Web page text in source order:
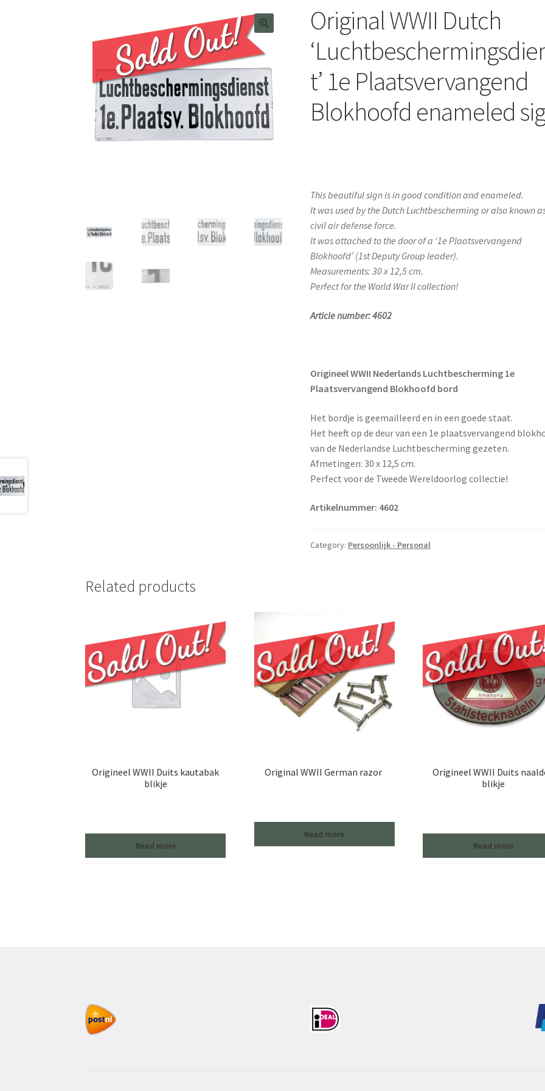
Original WWII Dutch
t’ 1e Plaatsvervangend
Blokhoofd enameled
This beautiful sign is in good condition and enameled.
It was used by the Dutch Luchtbescherming or also known
civil air defense force.
It was attached to the door of a ‘1e Plaatsvervangend
Blokhoofd’ (1st Deputy Group leader).
Measurements: 30 x 12,5 cm.
Perfect for the World War II collection!
Article number: 4602
Origineel WWII Nederlands Luchtbescherming 1e
Plaatsvervangend Blokhoofd bord
Het bordje is geemailleerd en in een goede staat.
Het heeft op de deur van een 1e plaatsvervangend
van de Nederlandse Luchtbescherming gezeten.
Afmetingen: 30 x 12,5 cm.
Perfect voor de Tweede Wereldoorlog collectie!
Artikelnummer: 4602
Category: Persoonlijk - Personal
Related products
Origineel WWII Duits kautabak
blikje
Read more
Original WWII German razor
Read more
Origineel WWII Duits
blikje
Read more